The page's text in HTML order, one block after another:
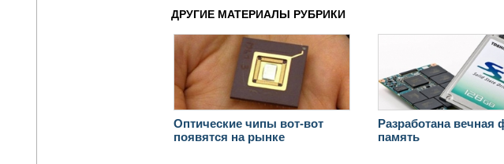
ДРУГИЕ МАТЕРИАЛЫ РУБРИКИ
Оптические чипы вот-вот
появятся на рынке
Разработана вечная
память